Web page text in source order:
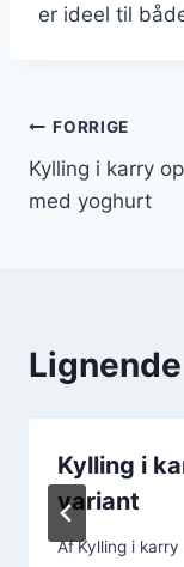
er ideel til
FORRIGE
Kylling i karry
med yoghurt
Kylling i
variant
AfKylling i karry